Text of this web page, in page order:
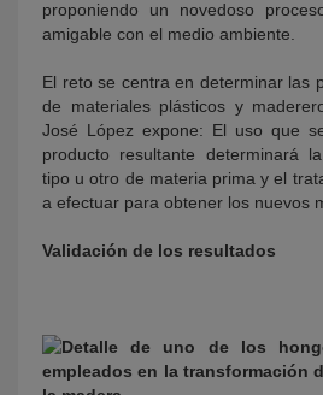
proponiendo un novedoso
amigable con el medio ambiente.
El reto se centra en determinar las
de materiales plásticos y
José López expone: El uso que
producto resultante determinará
tipo u otro de materia prima y el
a efectuar para obtener los nuevos
Validación de los resultados